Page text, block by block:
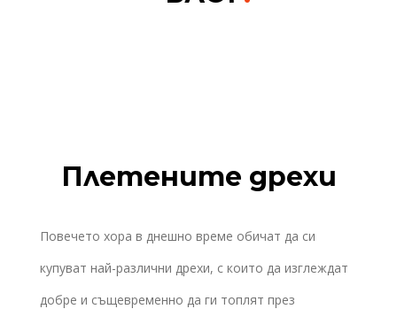
Плетените дрехи
Повечето хора в днешно време обичат да си
купуват най-различни дрехи, с които да изглеждат
добре и същевременно да ги топлят през